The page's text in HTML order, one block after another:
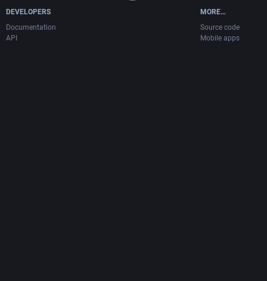
DEVELOPERS
Documentation
API
MORE…
Source code
Mobile apps